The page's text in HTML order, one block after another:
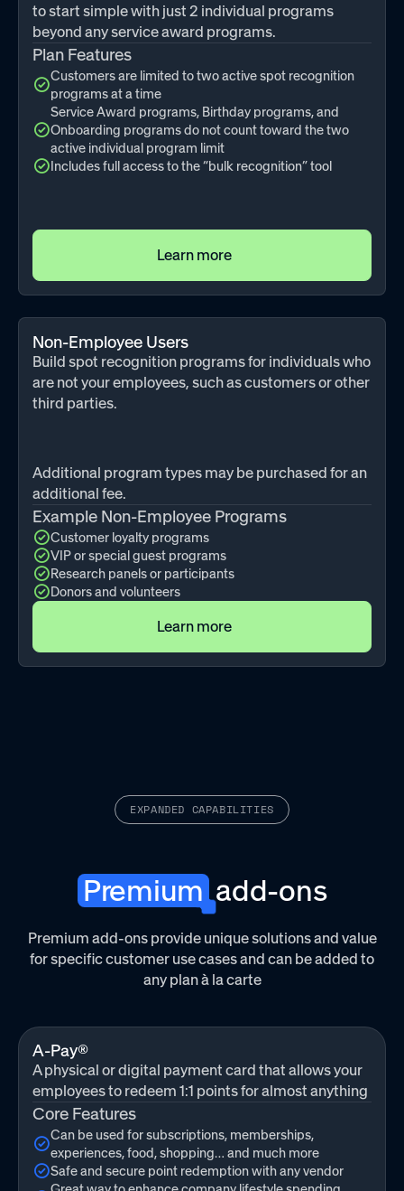
to start simple with just 2 individual programs
beyond any service award programs.
Plan Features
Customers are limited to two active spot recognition
programs at a time
Service Award programs, Birthday programs, and
Onboarding programs do not count toward the two
active individual program limit
Includes full access to the “bulk recognition” tool
Learn more
Non-Employee Users
Build spot recognition programs for individuals who
are not your employees, such as customers or other
third parties.
Additional program types may be purchased for an
additional fee.
Example Non-Employee Programs
Customer loyalty programs
VIP or special guest programs
Research panels or participants
Donors and volunteers
Learn more
EXPANDED CAPABILITIES
Premium add-ons
Premium add-ons provide unique solutions and value
for specific customer use cases and can be added to
any plan à la carte
A-Pay®
A physical or digital payment card that allows your
employees to redeem 1:1 points for almost anything
Core Features
Can be used for subscriptions, memberships,
experiences, food, shopping… and much more
Safe and secure point redemption with any vendor